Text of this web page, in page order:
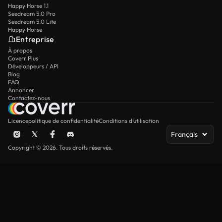
Happy Horse 1.1
Seedream 5.0 Pro
Seedream 5.0 Lite
Happy Horse
Entreprise
À propos
Coverr Plus
Développeurs / API
Blog
FAQ
Annoncer
Contactez-nous
Licencepolitique de confidentialitéConditions d’utilisation
Français
Copyright © 2026. Tous droits réservés.